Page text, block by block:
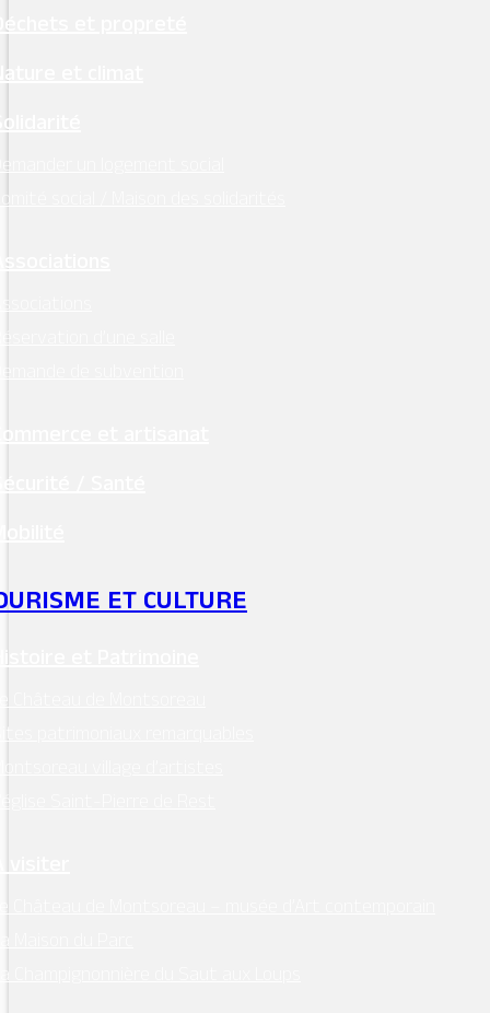
et propreté
et climat
un logement social
social / Maison des solidarités
d’une salle
de subvention
et artisanat
/ Santé
ET CULTURE
et Patrimoine
Château de Montsoreau
patrimoniaux remarquables
village d’artistes
Saint-Pierre de Rest
visiter
Château de Montsoreau – musée d’Art contemporain
Maison du Parc
Champignonnière du Saut aux Loups